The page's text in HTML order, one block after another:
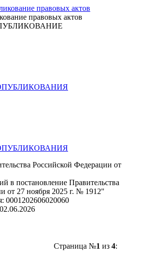
правовых актов
Российской Федерации от
в постановление Правительства
от 27 ноября 2025 г. № 1912"
0001202606020060
02.06.2026
Страница №1 из 4: